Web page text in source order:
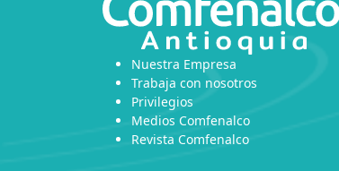
Nuestra Empresa
Trabaja con nosotros
Privilegios
Medios Comfenalco
Revista Comfenalco